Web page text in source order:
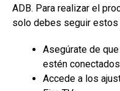
ADB. Para realizar el
solo debes seguir estos
Asegúrate de
estén
Accede a los